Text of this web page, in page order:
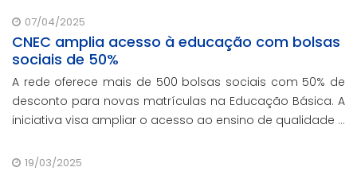
contando com o oferecimento gratuito da Re
07/04/2025
CNEC amplia acesso à educação com bolsas
sociais de 50%
A rede oferece mais de 500 bolsas sociais com 50% de
desconto para novas matrículas na Educação Básica. A
iniciativa visa ampliar o acesso ao ensino de qualidade e
19/03/2025